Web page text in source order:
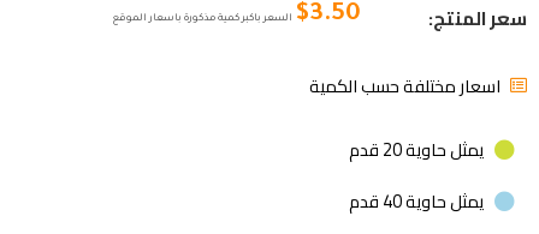
سعر المنتج: $3.50 السعر باكبر كمية مذكورة باسعار الموقع
اسعار مختلفة حسب الكمية
يمثل حاوية 20 قدم
يمثل حاوية 40 قدم